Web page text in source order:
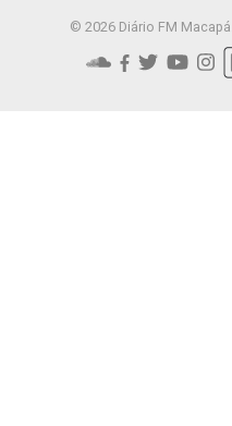
© 2026 Diário FM